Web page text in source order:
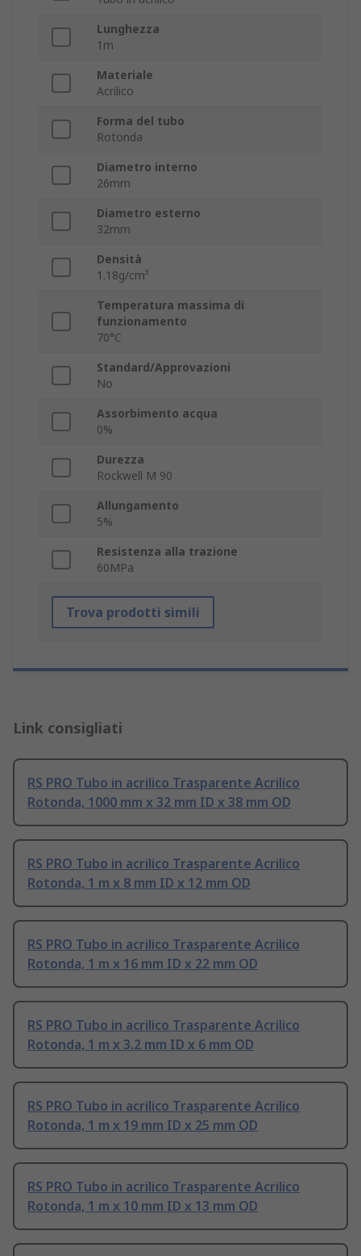
Lunghezza
1m
Materiale
Acrilico
Forma del tubo
Rotonda
Diametro interno
26mm
Diametro esterno
32mm
Densità
1.18g/cm³
Temperatura massima di
funzionamento
70°C
Standard/Approvazioni
No
Assorbimento acqua
0%
Durezza
Rockwell M 90
Allungamento
5%
Resistenza alla trazione
60MPa
Trova prodotti simili
Link consigliati
RS PRO Tubo in acrilico Trasparente Acrilico
Rotonda, 1000 mm x 32 mm ID x 38 mm OD
RS PRO Tubo in acrilico Trasparente Acrilico
Rotonda, 1 m x 8 mm ID x 12 mm OD
RS PRO Tubo in acrilico Trasparente Acrilico
Rotonda, 1 m x 16 mm ID x 22 mm OD
RS PRO Tubo in acrilico Trasparente Acrilico
Rotonda, 1 m x 3.2 mm ID x 6 mm OD
RS PRO Tubo in acrilico Trasparente Acrilico
Rotonda, 1 m x 19 mm ID x 25 mm OD
RS PRO Tubo in acrilico Trasparente Acrilico
Rotonda, 1 m x 10 mm ID x 13 mm OD